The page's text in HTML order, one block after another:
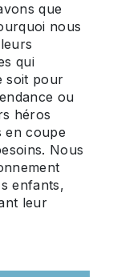
que
nous
qui
soit pour
ou
héros
en coupe
Nous
enfants,
leur